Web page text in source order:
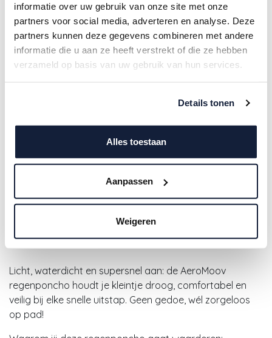
informatie over uw gebruik van onze site met onze
partners voor social media, adverteren en analyse. Deze
partners kunnen deze gegevens combineren met andere
informatie die u aan ze heeft verstrekt of die ze hebben
verzameld op basis van uw gebruik van hun services.
Details tonen
Alles toestaan
Aanpassen
Weigeren
Aeromoov | Poncho Outdoor
Bunny Grey
45,90€
Licht, waterdicht en supersnel aan: de AeroMoov
regenponcho houdt je kleintje droog, comfortabel en
veilig bij elke snelle uitstap. Geen gedoe, wél zorgeloos
op pad!